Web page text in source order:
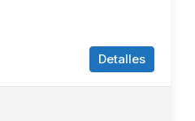
Detalles